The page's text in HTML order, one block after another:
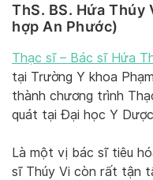
ThS. BS. Hứa Thúy
hợp An Phước)
Thạc sĩ – Bác sĩ Hứa
tại Trường Y khoa
thành chương trình
quát tại Đại học Y
Là một vị bác sĩ tiêu
sĩ Thúy Vi còn rất tận